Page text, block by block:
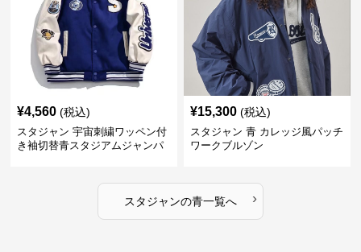
¥4,560 (税込)
スタジャン 宇宙刺繍ワッペン付
き袖切替青スタジアムジャンパ
¥15,300 (税込)
スタジャン 青 カレッジ風パッチ
ワークブルゾン
スタジャンの青一覧へ ›